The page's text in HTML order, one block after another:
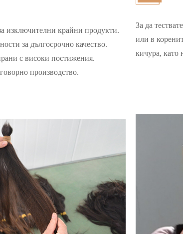
изключителни крайни продукти.
за дългосрочно качество.
с високи постижения.
производство.
За да
или в
кичура, като